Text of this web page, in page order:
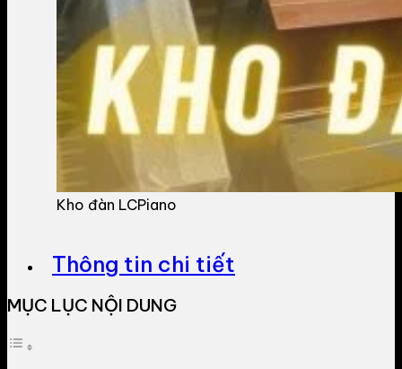
Kho đàn LCPiano
Thông tin chi tiết
MỤC LỤC NỘI DUNG